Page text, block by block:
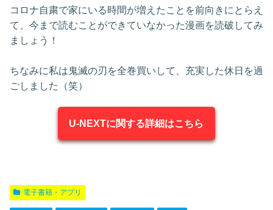
コロナ自粛で家にいる時間が増えたことを前向きにとらえ
て、今まで読むことができていなかった漫画を読破してみ
ましょう！
ちなみに私は鬼滅の刃を全巻買いして、充実した休日を過
ごしました（笑）
U-NEXTに関する詳細はこちら
電子書籍・アプリ